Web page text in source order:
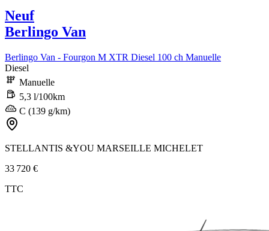
Neuf
Berlingo Van
Berlingo Van - Fourgon M XTR Diesel 100 ch Manuelle
Diesel
Manuelle
5,3 l/100km
C (139 g/km)
STELLANTIS &YOU MARSEILLE MICHELET
33 720 €
TTC